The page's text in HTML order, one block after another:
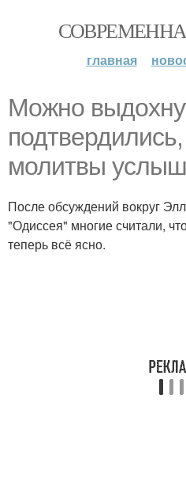
главная
Можно
молитвы
После обсуждений вокруг
"Одиссея" многие считали,
теперь всё ясно.